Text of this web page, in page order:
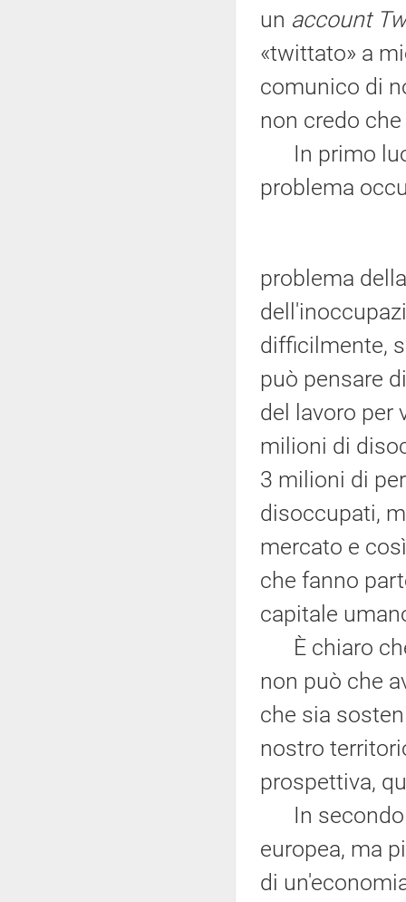
un account
«twittato» a
comunico di
non credo
In primo
problema
problema
difficilmente,
può pensare
del lavoro per
milioni di
3 milioni di
disoccupati,
mercato e
che fanno
capitale
È chiaro
non può che
che sia
nostro
prospettiva,
In secondo
europea, ma
di